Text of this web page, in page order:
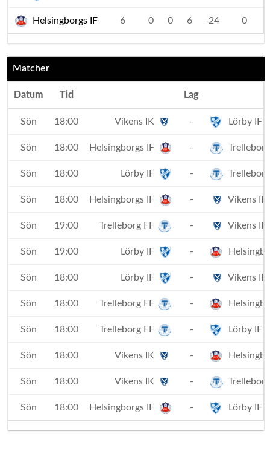
Helsingborgs IF 6 0 0 6 -24 0
Matcher
Datum Tid Lag
Sön 18:00 Vikens IK - Lörby IF
Sön 18:00 Helsingborgs IF -
Sön 18:00 Lörby IF -
Sön 18:00 Helsingborgs IF - Vikens IK
Sön 19:00 Trelleborg FF - Vikens IK
Sön 19:00 Lörby IF -
Sön 18:00 Lörby IF - Vikens IK
Sön 18:00 Trelleborg FF -
Sön 18:00 Trelleborg FF - Lörby IF
Sön 18:00 Vikens IK -
Sön 18:00 Vikens IK -
Sön 18:00 Helsingborgs IF - Lörby IF